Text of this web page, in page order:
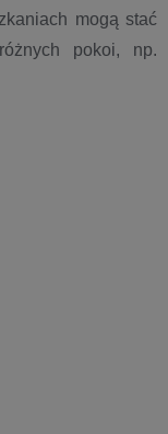
mogą stać
pokoi, np.